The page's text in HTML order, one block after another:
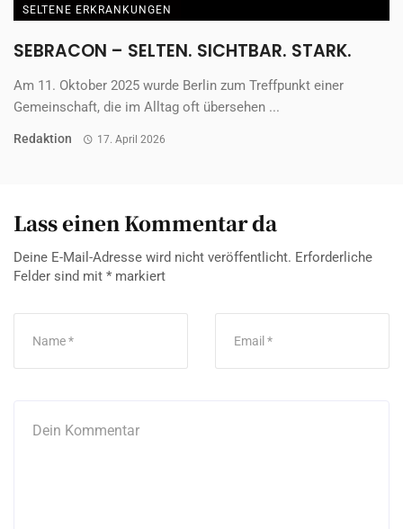
SELTENE ERKRANKUNGEN
SEBRACON – SELTEN. SICHTBAR. STARK.
Am 11. Oktober 2025 wurde Berlin zum Treffpunkt einer
Gemeinschaft, die im Alltag oft übersehen ...
Redaktion 17. April 2026
Lass einen Kommentar da
Deine E-Mail-Adresse wird nicht veröffentlicht. Erforderliche
Felder sind mit * markiert